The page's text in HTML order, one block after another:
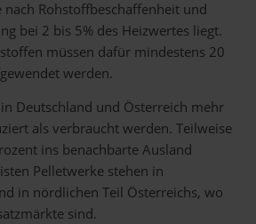
nach Rohstoffbeschaffenheit und
bei 2 bis 5% des Heizwertes liegt.
müssen dafür mindestens 20
werden.
Deutschland und Österreich mehr
als verbraucht werden. Teilweise
ins benachbarte Ausland
Pelletwerke stehen in
in nördlichen Teil Österreichs, wo
sind.